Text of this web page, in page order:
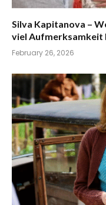
Silva Kapitanova –
viel Aufmerksamkeit
February 26, 2026